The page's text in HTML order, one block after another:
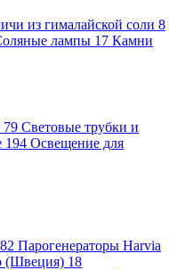
из гималайской соли 8
лампы 17 Камни
79 Световые трубки и
194 Освещение для
Парогенераторы Harvia
(Швеция) 18